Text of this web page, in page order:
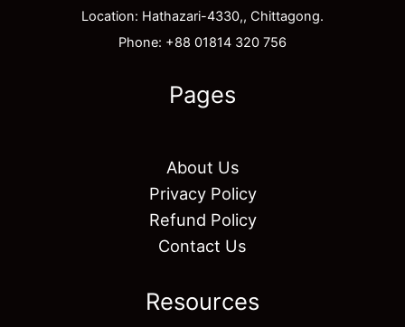
Location: Hathazari-4330,, Chittagong.
Phone: +88 01814 320 756
Pages
About Us
Privacy Policy
Refund Policy
Contact Us
Resources